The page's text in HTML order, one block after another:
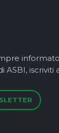
ASBI, iscriviti